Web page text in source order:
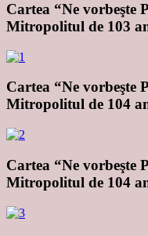
Cartea “Ne vorbeşte
Mitropolitul de 103
Cartea “Ne vorbeşte
Mitropolitul de 104
Cartea “Ne vorbeşte
Mitropolitul de 104